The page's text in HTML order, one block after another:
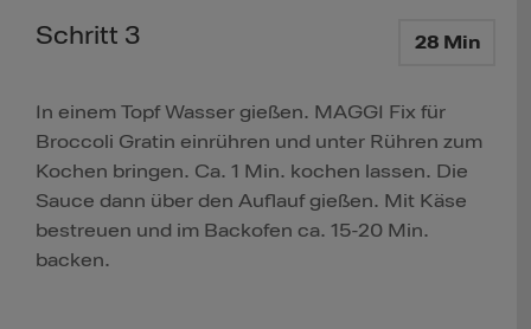
Schritt 3 28 Min
In einem Topf Wasser gießen. MAGGI Fix für
Broccoli Gratin einrühren und unter Rühren zum
Kochen bringen. Ca. 1 Min. kochen lassen. Die
Sauce dann über den Auflauf gießen. Mit Käse
bestreuen und im Backofen ca. 15-20 Min.
backen.